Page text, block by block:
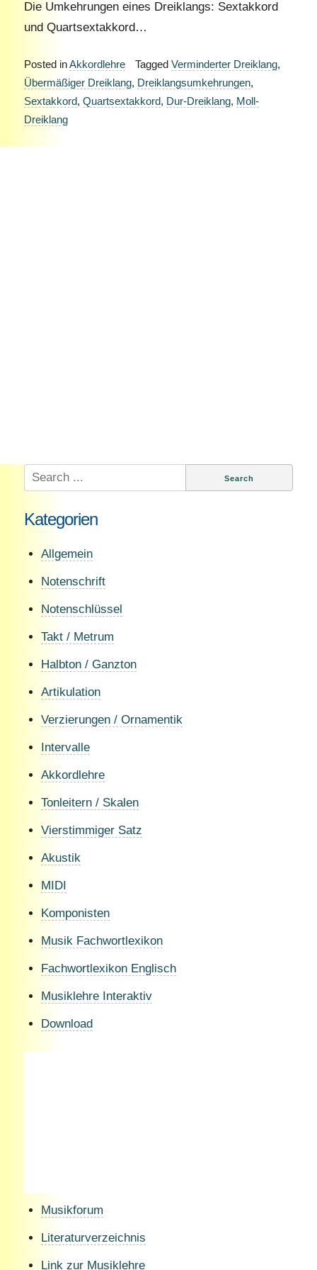
Die Umkehrungen eines Dreiklangs: Sextakkord
und Quartsextakkord…
Posted inAkkordlehre Tagged Verminderter Dreiklang,
Übermäßiger Dreiklang, Dreiklangsumkehrungen,
Sextakkord, Quartsextakkord, Dur-Dreiklang, Moll-
Dreiklang
Search
for:
Kategorien
Allgemein
Notenschrift
Notenschlüssel
Takt / Metrum
Halbton / Ganzton
Artikulation
Verzierungen / Ornamentik
Intervalle
Akkordlehre
Tonleitern / Skalen
Vierstimmiger Satz
Akustik
MIDI
Komponisten
Musik Fachwortlexikon
Fachwortlexikon Englisch
Musiklehre Interaktiv
Download
Musikforum
Literaturverzeichnis
Link zur Musiklehre